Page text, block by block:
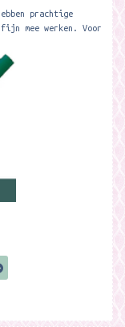
prachtige
mee werken. Voor